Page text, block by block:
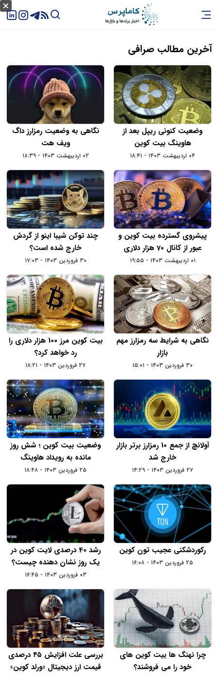
آخرین مطالب صرافی
وضعیت کنونی ریپل بعد از
هاوینگ بیت کوین
۰۴ اردیبهشت ۱۴۰۳ - ۱۸:۴۱
نگاهی به وضعیت رمزارز داگ
ویف هت
۰۲ اردیبهشت ۱۴۰۳ - ۱۸:۳۹
پیشروی گسترده بیت کوین و
عبور از کانال 70 هزار دلاری
۰۱ اردیبهشت ۱۴۰۳ - ۱۹:۵۵
چند توکن شیبا اینو از گردش
خارج شده است؟
۳۰ فروردین ۱۴۰۳ - ۱۷:۰۳
نگاهی به شرایط سه رمزارز مهم
بازار
۳۰ فروردین ۱۴۰۳ - ۱۵:۰۱
بیت کوین مرز 100 هزار دلاری را
رد خواهد کرد؟
۲۷ فروردین ۱۴۰۳ - ۱۸:۲۱
آولانچ از جمع 10 رمزارز برتر بازار
خارج شد
۲۷ فروردین ۱۴۰۳ - ۱۴:۲۹
وضعیت بیت کوین ؛ شش روز
مانده به رویداد هاوینگ
۲۵ فروردین ۱۴۰۳ - ۱۸:۴۸
رکوردشکنی عجیب تون کوین
۲۵ فروردین ۱۴۰۳ - ۱۶:۰۸
رشد 40 درصدی لایت کوین در
یک روز نشان دهنده چیست؟
۰۳ فروردین ۱۴۰۳ - ۱۶:۴۵
چرا نهنگ ها بیت کوین‌ های
خود را می فروشند؟
بررسی علت افزایش ۴۵ درصدی
قیمت ارز دیجیتال «ورلد کوین»